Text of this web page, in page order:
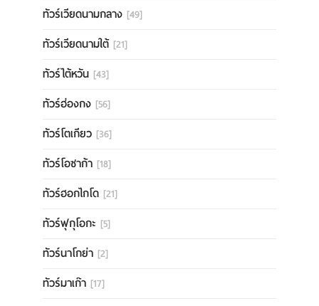
ทัวร์เวียดนามกลาง [49]
ทัวร์เวียดนามใต้ [21]
ทัวร์ไต้หวัน [43]
ทัวร์ฮ่องกง [56]
ทัวร์โตเกียว [36]
ทัวร์โอซาก้า [18]
ทัวร์ฮอกไกโด [21]
ทัวร์ฟุกุโอกะ [5]
ทัวร์นาโกย่า [2]
ทัวร์มาเก๊า [17]